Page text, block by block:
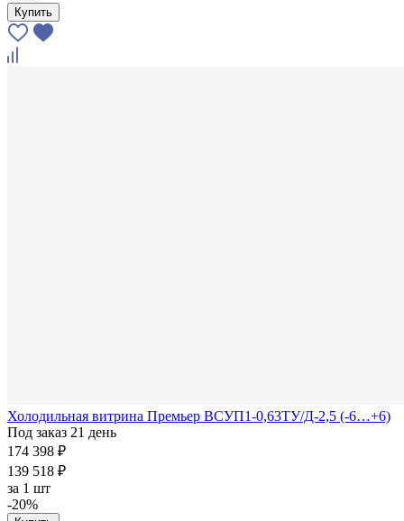
Купить
Холодильная витрина Премьер ВСУП1-0,63ТУ/Д-2,5 (-6…+6)
Под заказ 21 день
174 398 ₽
139 518 ₽
за 1 шт
-20%